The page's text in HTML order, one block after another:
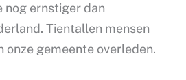
nog ernstiger dan
Tientallen mensen
onze gemeente overleden.